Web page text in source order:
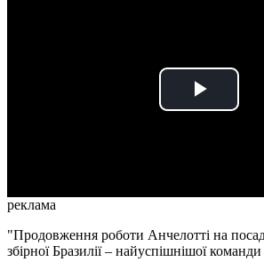
Play
реклама
"Продовження роботи Анчелотті на
збірної Бразилії – найуспішнішої команди